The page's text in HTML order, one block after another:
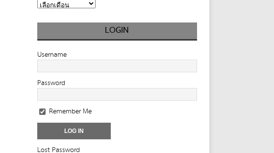
LOGIN
Username
Password
Remember Me
Lost Password